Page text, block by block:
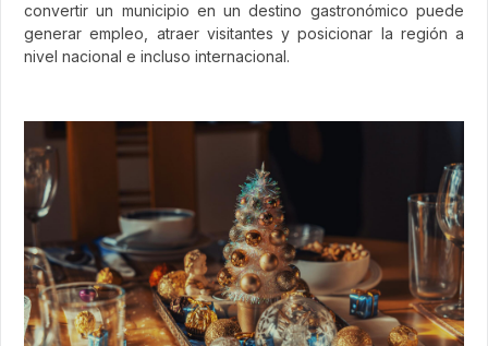
convertir un municipio en un destino gastronómico puede
generar empleo, atraer visitantes y posicionar la región a
nivel nacional e incluso internacional.